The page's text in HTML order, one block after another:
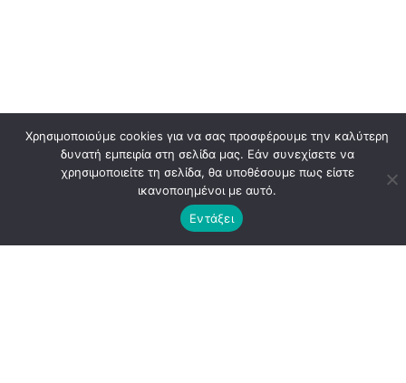
Χρησιμοποιούμε cookies για να σας προσφέρουμε την καλύτερη
δυνατή εμπειρία στη σελίδα μας. Εάν συνεχίσετε να
χρησιμοποιείτε τη σελίδα, θα υποθέσουμε πως είστε
ικανοποιημένοι με αυτό.
Εντάξει